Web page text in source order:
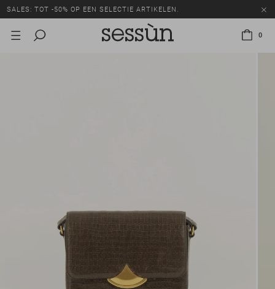
SALES: TOT -50% OP EEN SELECTIE ARTIKELEN.
0